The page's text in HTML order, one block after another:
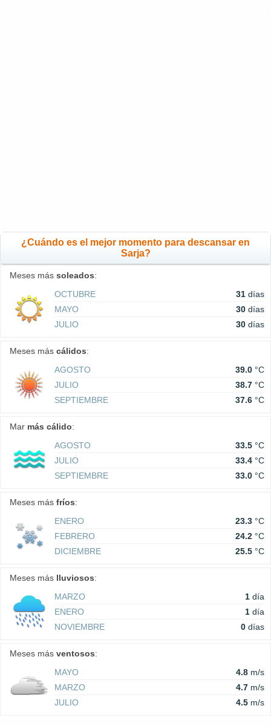
¿Cuándo es el mejor momento para descansar en
Sarja?
Meses más soleados:
OCTUBRE
31 días
MAYO
30 días
JULIO
30 días
Meses más cálidos:
AGOSTO
39.0 °C
JULIO
38.7 °C
SEPTIEMBRE
37.6 °C
Mar más cálido:
AGOSTO
33.5 °C
JULIO
33.4 °C
SEPTIEMBRE
33.0 °C
Meses más fríos:
ENERO
23.3 °C
FEBRERO
24.2 °C
DICIEMBRE
25.5 °C
Meses más lluviosos:
MARZO
1 día
ENERO
1 día
NOVIEMBRE
0 días
Meses más ventosos:
MAYO
4.8 m/s
MARZO
4.7 m/s
JULIO
4.5 m/s